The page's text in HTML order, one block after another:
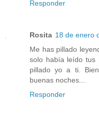
Responder
Rosita 18 de enero
Me has pillado
solo había leído tus
pillado yo a ti.
buenas noches...
Responder